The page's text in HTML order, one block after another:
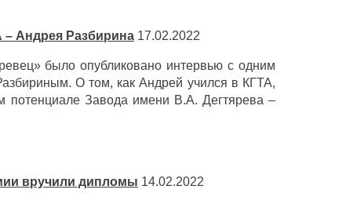
– Андрея Разбирина 17.02.2022
было опубликовано интервью с одним
О том, как Андрей учился в КГТА,
потенциале Завода имени В.А. Дегтярева –
вручили дипломы 14.02.2022